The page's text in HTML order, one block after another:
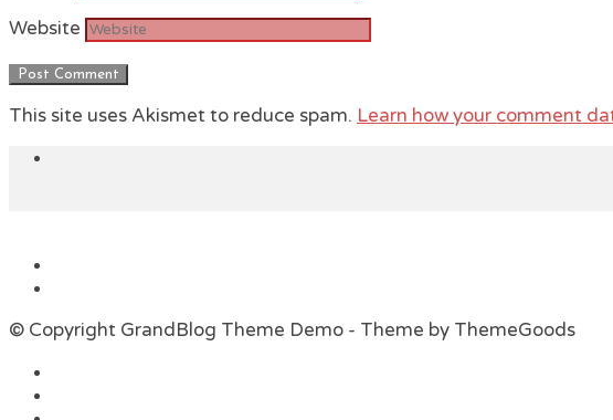
Website
This site uses Akismet to reduce spam. Learn how your comment
© Copyright GrandBlog Theme Demo - Theme by ThemeGoods